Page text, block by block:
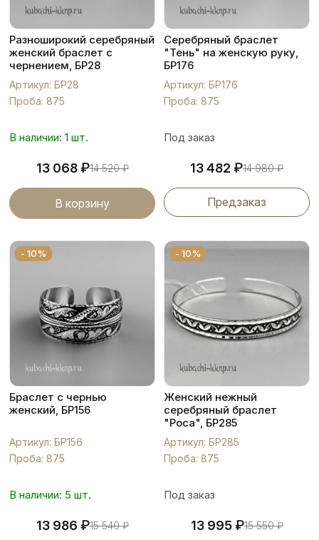
Разноширокий серебряный
женский браслет с
чернением, БР28
Артикул: БР28
Проба: 875
В наличии: 1 шт.
13 068₽14 520₽
В корзину
Серебряный браслет
"Тень" на женскую руку,
БР176
Артикул: БР176
Проба: 875
Под заказ
13 482 ₽14 980₽
Предзаказ
- 10%
Браслет с чернью
женский, БР156
Артикул: БР156
Проба: 875
В наличии: 5 шт.
13 986 ₽15 540₽
- 10%
Женский нежный
серебряный браслет
"Роса", БР285
Артикул: БР285
Проба: 875
Под заказ
13 995₽15 550₽